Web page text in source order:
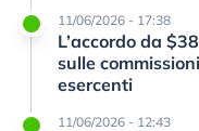
11/06/2026 - 17:38
L’accordo da
sulle
esercenti
11/06/2026 - 12:43